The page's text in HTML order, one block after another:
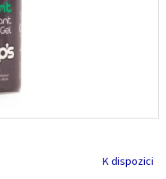
K dispozici